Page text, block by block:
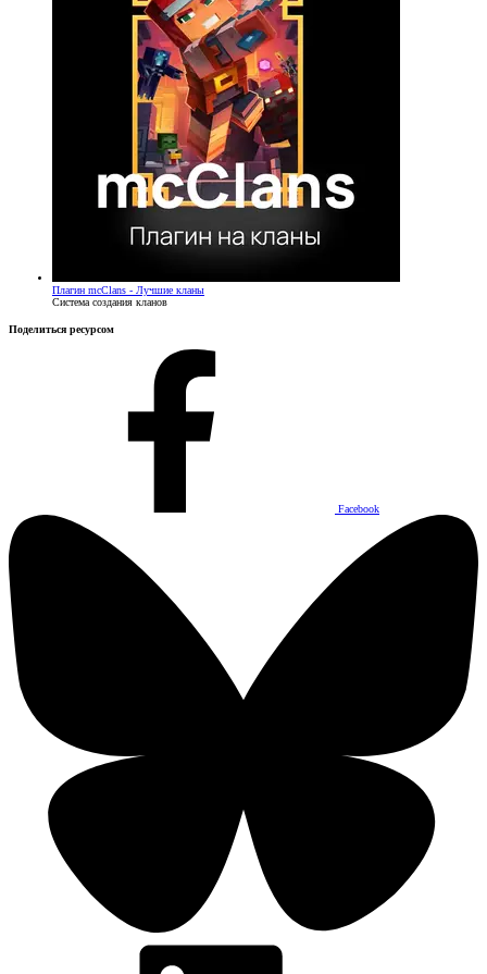
Плагин mcClans - Лучшие кланы
Система создания кланов
Поделиться ресурсом
Facebook